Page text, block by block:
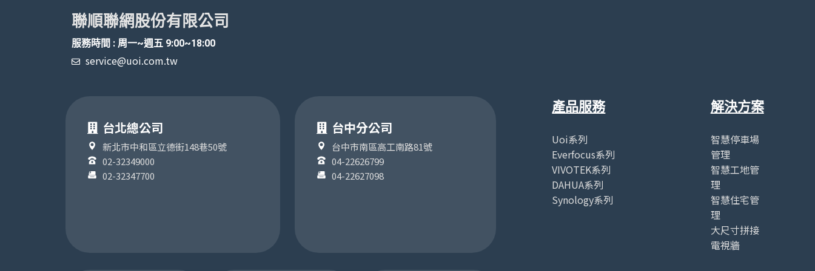
聯順聯網股份有限公司
服務時間 : 周一~週五 9:00~18:00
service@uoi.com.tw
台北總公司
新北市中和區立德街148巷50號
02-32349000
02-32347700
台中分公司
台中市南區高工南路81號
04-22626799
04-22627098
產品服務
Uoi系列
Everfocus系列
VIVOTEK系列
DAHUA系列
Synology系列
解決方案
智慧停車場
管理
智慧工地管
理
智慧住宅管
理
大尺寸拼接
電視牆